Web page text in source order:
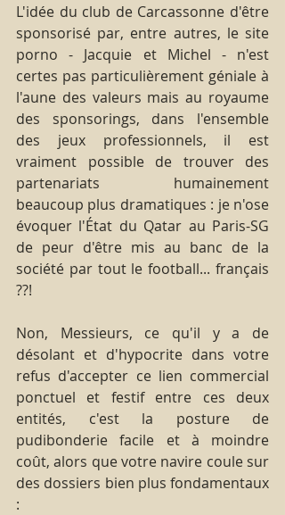
L'idée du club de Carcassonne d'être
sponsorisé par, entre autres, le site
porno - Jacquie et Michel - n'est
certes pas particulièrement géniale à
l'aune des valeurs mais au royaume
des sponsorings, dans l'ensemble
des jeux professionnels, il est
vraiment possible de trouver des
partenariats humainement
beaucoup plus dramatiques : je n'ose
évoquer l'État du Qatar au Paris-SG
de peur d'être mis au banc de la
société par tout le football... français
??!
Non, Messieurs, ce qu'il y a de
désolant et d'hypocrite dans votre
refus d'accepter ce lien commercial
ponctuel et festif entre ces deux
entités, c'est la posture de
pudibonderie facile et à moindre
coût, alors que votre navire coule sur
des dossiers bien plus fondamentaux
: